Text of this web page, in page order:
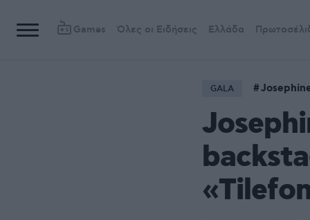
Games Όλες οι Ειδήσεις Ελλάδα
GALA